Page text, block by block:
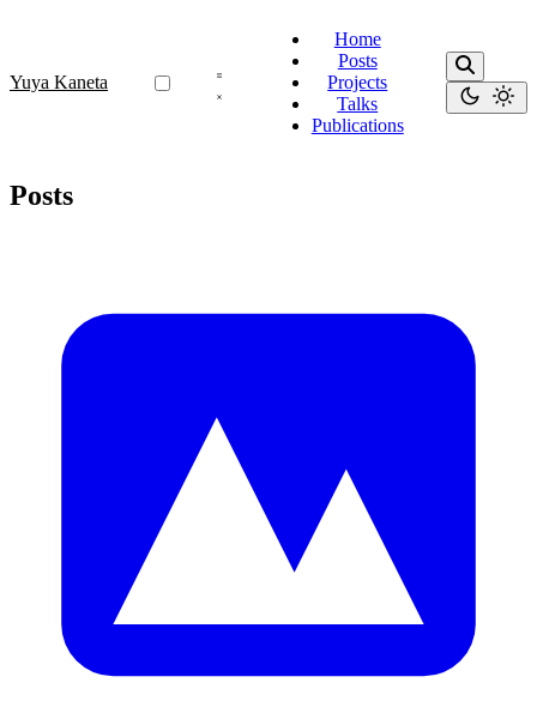
Yuya Kaneta
Home
Posts
Projects
Talks
Publications
Posts